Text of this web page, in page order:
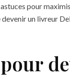
pour
un livreur